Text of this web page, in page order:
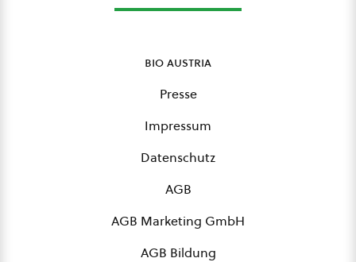
bio austria
Presse
Impressum
Datenschutz
AGB
AGB Marketing GmbH
AGB Bildung